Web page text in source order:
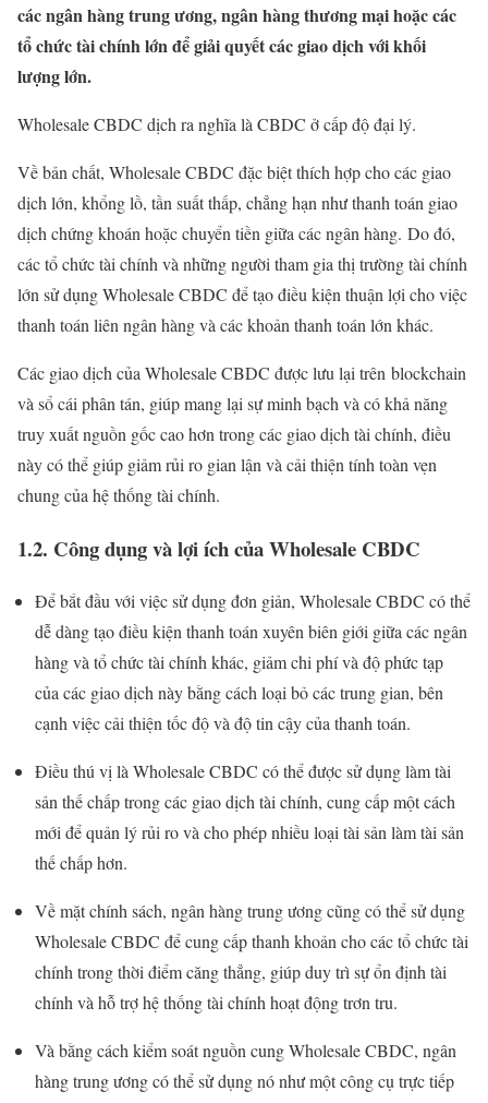
các ngân hàng trung ương, ngân hàng thương mại hoặc các
tổ chức tài chính lớn để giải quyết các giao dịch với khối
lượng lớn.
Wholesale CBDC dịch ra nghĩa là CBDC ở cấp độ đại lý.
Về bản chất, Wholesale CBDC đặc biệt thích hợp cho các giao
dịch lớn, khổng lồ, tần suất thấp, chẳng hạn như thanh toán giao
dịch chứng khoán hoặc chuyển tiền giữa các ngân hàng. Do đó,
các tổ chức tài chính và những người tham gia thị trường tài chính
lớn sử dụng Wholesale CBDC để tạo điều kiện thuận lợi cho việc
thanh toán liên ngân hàng và các khoản thanh toán lớn khác.
Các giao dịch của Wholesale CBDC được lưu lại trên blockchain
và sổ cái phân tán, giúp mang lại sự minh bạch và có khả năng
truy xuất nguồn gốc cao hơn trong các giao dịch tài chính, điều
này có thể giúp giảm rủi ro gian lận và cải thiện tính toàn vẹn
chung của hệ thống tài chính.
1.2. Công dụng và lợi ích của Wholesale CBDC
Để bắt đầu với việc sử dụng đơn giản, Wholesale CBDC có thể
dễ dàng tạo điều kiện thanh toán xuyên biên giới giữa các ngân
hàng và tổ chức tài chính khác, giảm chi phí và độ phức tạp
của các giao dịch này bằng cách loại bỏ các trung gian, bên
cạnh việc cải thiện tốc độ và độ tin cậy của thanh toán.
Điều thú vị là Wholesale CBDC có thể được sử dụng làm tài
sản thế chấp trong các giao dịch tài chính, cung cấp một cách
mới để quản lý rủi ro và cho phép nhiều loại tài sản làm tài sản
thế chấp hơn.
Về mặt chính sách, ngân hàng trung ương cũng có thể sử dụng
Wholesale CBDC để cung cấp thanh khoản cho các tổ chức tài
chính trong thời điểm căng thẳng, giúp duy trì sự ổn định tài
chính và hỗ trợ hệ thống tài chính hoạt động trơn tru.
Và bằng cách kiểm soát nguồn cung Wholesale CBDC, ngân
hàng trung ương có thể sử dụng nó như một công cụ trực tiếp